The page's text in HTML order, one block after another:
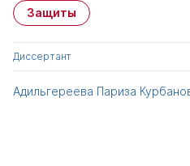
Защиты
Диссертант
Адильгереева Париза